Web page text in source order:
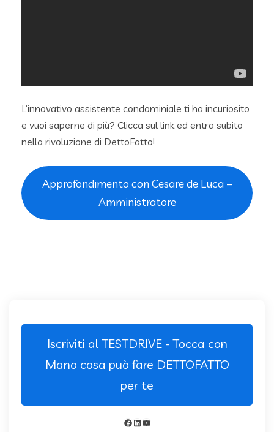
L’innovativo assistente condominiale ti ha incuriosito
e vuoi saperne di più? Clicca sul link ed entra subito
nella rivoluzione di DettoFatto!
Approfondimento con Cesare de Luca –
Amministratore
Iscriviti al TESTDRIVE - Tocca con
Mano cosa può fare DETTOFATTO
per te
Facebook
LinkedIn
YouTube